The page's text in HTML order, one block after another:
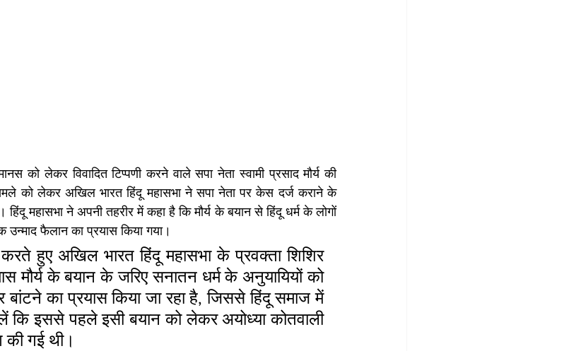
को लेकर विवादित टिप्पणी करने वाले सपा नेता स्वामी प्रसाद मौर्य की
को लेकर अखिल भारत हिंदू महासभा ने सपा नेता पर केस दर्ज कराने के
महासभा ने अपनी तहरीर में कहा है कि मौर्य के बयान से हिंदू धर्म के लोगों
उन्माद फैलान का प्रयास किया गया।
हुए अखिल भारत हिंदू महासभा के प्रवक्ता शिशिर
मौर्य के बयान के जरिए सनातन धर्म के अनुयायियों को
बांटने का प्रयास किया जा रहा है, जिससे हिंदू समाज में
कि इससे पहले इसी बयान को लेकर अयोध्या कोतवाली
की गई थी।